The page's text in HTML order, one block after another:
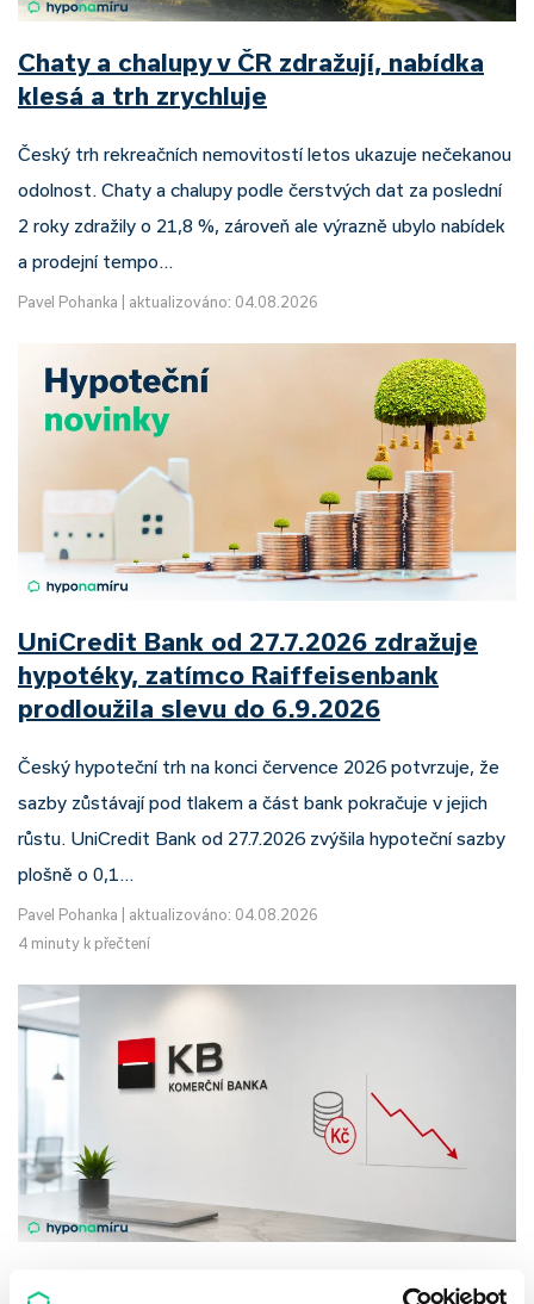
Chaty a chalupy v ČR zdražují, nabídka
klesá a trh zrychluje
Český trh rekreačních nemovitostí letos ukazuje nečekanou
odolnost. Chaty a chalupy podle čerstvých dat za poslední
2 roky zdražily o 21,8 %, zároveň ale výrazně ubylo nabídek
a prodejní tempo…
Pavel Pohanka aktualizováno: 04.08.2026
UniCredit Bank od 27.7.2026 zdražuje
hypotéky, zatímco Raiffeisenbank
prodloužila slevu do 6.9.2026
Český hypoteční trh na konci července 2026 potvrzuje, že
sazby zůstávají pod tlakem a část bank pokračuje v jejich
růstu. UniCredit Bank od 27.7.2026 zvýšila hypoteční sazby
plošně o 0,1…
Pavel Pohanka
aktualizováno: 04.08.2026
4 minuty k přečtení